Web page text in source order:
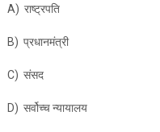
A) राष्ट्रपति
B) प्रधानमंत्री
C) संसद
D) सर्वोच्च न्यायालय